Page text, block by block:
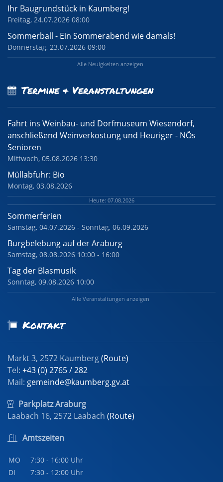
Ihr Baugrundstück in Kaumberg!
Freitag, 24.07.2026 08:00
Sommerball - Ein Sommerabend wie damals!
Donnerstag, 23.07.2026 09:00
Alle Neuigkeiten anzeigen
Termine & Veranstaltungen
Fahrt ins Weinbau- und Dorfmuseum Wiesendorf,
anschließend Weinverkostung und Heuriger - NÖs
Senioren
Mittwoch, 05.08.2026 13:30
Müllabfuhr: Bio
Montag, 03.08.2026
Heute: 07.08.2026
Sommerferien
Samstag, 04.07.2026 - Sonntag, 06.09.2026
Burgbelebung auf der Araburg
Samstag, 08.08.2026 10:00 - 16:00
Tag der Blasmusik
Sonntag, 09.08.2026 10:00
Alle Veranstaltungen anzeigen
Kontakt
Markt 3, 2572 Kaumberg(Route)
Tel: +43 (0) 2765 / 282
Mail: gemeinde@kaumberg.gv.at
Parkplatz Araburg
Laabach 16, 2572 Laabach (Route)
Amtszeiten
MO
7:30 - 16:00 Uhr
DI
7:30 - 12:00 Uhr